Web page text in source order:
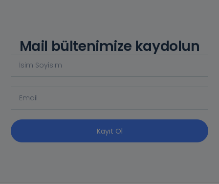
Mail bültenimize kaydolun
Kayıt Ol